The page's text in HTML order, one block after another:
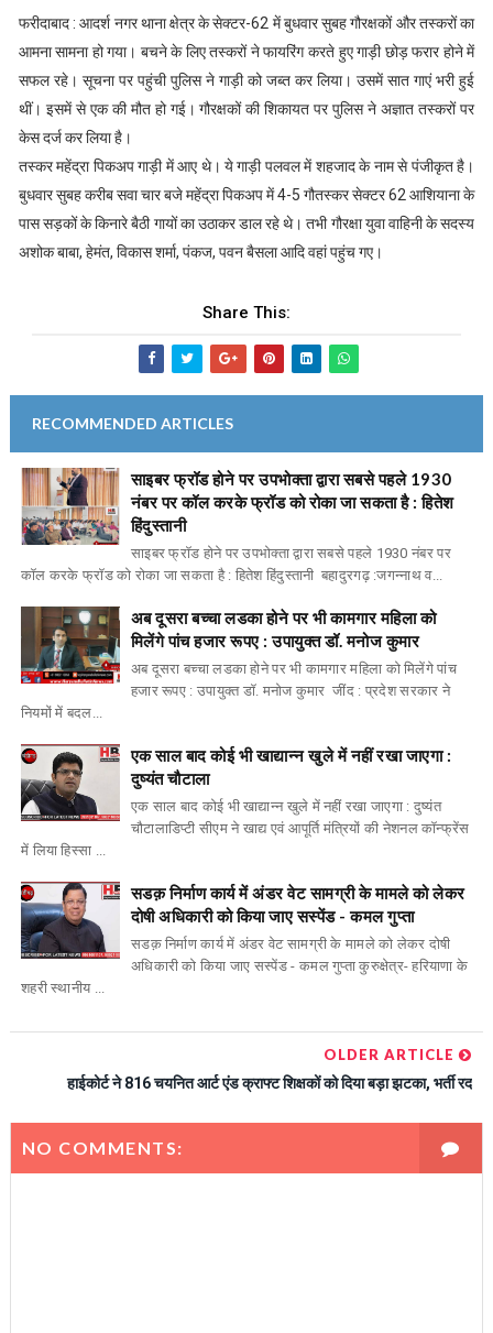
फरीदाबाद : आदर्श नगर थाना क्षेत्र के सेक्टर-62 में बुधवार सुबह गौरक्षकों और तस्करों का
आमना सामना हो गया। बचने के लिए तस्करों ने फायरिंग करते हुए गाड़ी छोड़ फरार होने में
सफल रहे। सूचना पर पहुंची पुलिस ने गाड़ी को जब्त कर लिया। उसमें सात गाएं भरी हुई
थीं। इसमें से एक की मौत हो गई। गौरक्षकों की शिकायत पर पुलिस ने अज्ञात तस्करों पर
केस दर्ज कर लिया है।
तस्कर महेंद्रा पिकअप गाड़ी में आए थे। ये गाड़ी पलवल में शहजाद के नाम से पंजीकृत है।
बुधवार सुबह करीब सवा चार बजे महेंद्रा पिकअप में 4-5 गौतस्कर सेक्टर 62 आशियाना के
पास सड़कों के किनारे बैठी गायों का उठाकर डाल रहे थे। तभी गौरक्षा युवा वाहिनी के सदस्य
अशोक बाबा, हेमंत, विकास शर्मा, पंकज, पवन बैसला आदि वहां पहुंच गए।
Share This:
RECOMMENDED ARTICLES
साइबर फ्रॉड होने पर उपभोक्ता द्वारा सबसे पहले 1930
नंबर पर कॉल करके फ्रॉड को रोका जा सकता है : हितेश
हिंदुस्तानी
साइबर फ्रॉड होने पर उपभोक्ता द्वारा सबसे पहले 1930 नंबर पर
कॉल करके फ्रॉड को रोका जा सकता है : हितेश हिंदुस्तानी बहादुरगढ़ :जगन्नाथ व...
अब दूसरा बच्चा लडका होने पर भी कामगार महिला को
मिलेंगे पांच हजार रूपए : उपायुक्त डॉ. मनोज कुमार
अब दूसरा बच्चा लडका होने पर भी कामगार महिला को मिलेंगे पांच
हजार रूपए : उपायुक्त डॉ. मनोज कुमार जींद : प्रदेश सरकार ने
नियमों में बदल...
एक साल बाद कोई भी खाद्यान्न खुले में नहीं रखा जाएगा :
दुष्यंत चौटाला
एक साल बाद कोई भी खाद्यान्न खुले में नहीं रखा जाएगा : दुष्यंत
चौटालाडिप्टी सीएम ने खाद्य एवं आपूर्ति मंत्रियों की नेशनल कॉन्फ्रेंस
में लिया हिस्सा ...
सडक़ निर्माण कार्य में अंडर वेट सामग्री के मामले को लेकर
दोषी अधिकारी को किया जाए सस्पेंड - कमल गुप्ता
सडक़ निर्माण कार्य में अंडर वेट सामग्री के मामले को लेकर दोषी
अधिकारी को किया जाए सस्पेंड - कमल गुप्ता कुरुक्षेत्र- हरियाणा के
शहरी स्थानीय ...
OLDER ARTICLE
हाईकोर्ट ने 816 चयनित आर्ट एंड क्राफ्ट शिक्षकों को दिया बड़ा झटका, भर्ती रद
NO COMMENTS: